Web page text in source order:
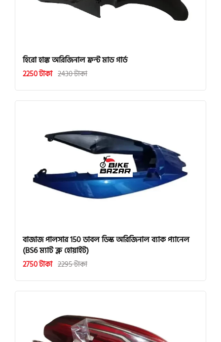
হিরো হাঙ্ক অরিজিনাল ফ্রন্ট মাড গার্ড
2250 টাকা 2430 টাকা
বাজাজ পালসার 150 ডাবল ডিস্ক অরিজিনাল ব্যাক প্যানেল
(BS6 ম্যাট ব্লু হোয়াইট)
2750 টাকা 2295 টাকা